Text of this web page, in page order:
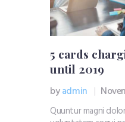
5 cards
until 2019
byadmin
Quuntur magni